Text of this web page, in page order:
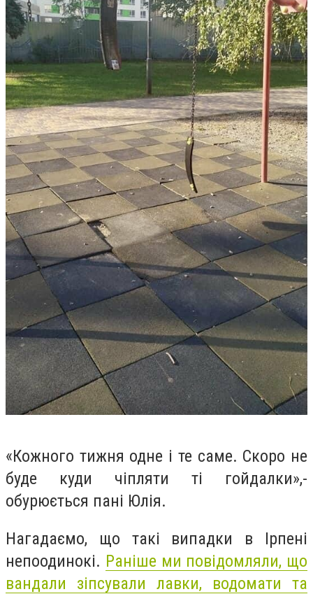
«Кожного тижня одне і те саме. Скоро не
буде куди чіпляти ті гойдалки»,-
обурюється пані Юлія.
Нагадаємо, що такі випадки в Ірпені
непоодинокі. Раніше ми повідомляли, що
вандали зіпсували лавки, водомати та